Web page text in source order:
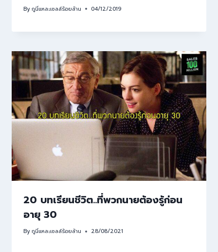
Byกูนี่แหละเซลล์ร้อยล้าน 04/12/2019
20 บทเรียนชีวิต..ที่พวกนายต้องรู้ก่อน
อายุ 30
Byกูนี่แหละเซลล์ร้อยล้าน 28/08/2021